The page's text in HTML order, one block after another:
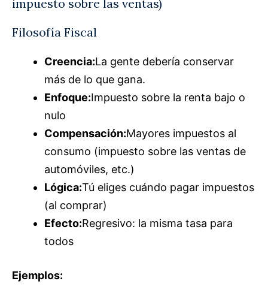
impuesto sobre las ventas)
Filosofía Fiscal
Creencia:La gente debería conservar
más de lo que gana.
Enfoque:Impuesto sobre la renta bajo o
nulo
Compensación:Mayores impuestos al
consumo (impuesto sobre las ventas de
automóviles, etc.)
Lógica:Tú eliges cuándo pagar impuestos
(al comprar)
Efecto:Regresivo: la misma tasa para
todos
Ejemplos: